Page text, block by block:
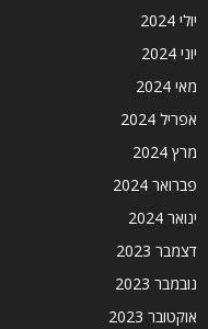
יולי 2024
יוני 2024
מאי 2024
אפריל 2024
מרץ 2024
פברואר 2024
ינואר 2024
דצמבר 2023
נובמבר 2023
אוקטובר 2023